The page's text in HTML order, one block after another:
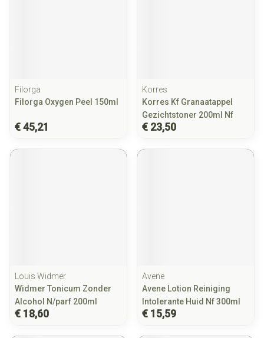
Filorga
Filorga Oxygen Peel 150ml
€ 45,21
Korres
Korres Kf Granaatappel
Gezichtstoner 200ml Nf
€ 23,50
Louis Widmer
Widmer Tonicum Zonder
Alcohol N/parf 200ml
€ 18,60
Avene
Avene Lotion Reiniging
Intolerante Huid Nf 300ml
€ 15,59